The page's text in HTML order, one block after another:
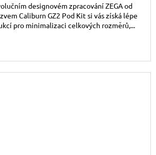
designovém zpracování ZEGA od
Caliburn GZ2 Pod Kit si vás získá lépe
pro minimalizaci celkových rozměrů,...